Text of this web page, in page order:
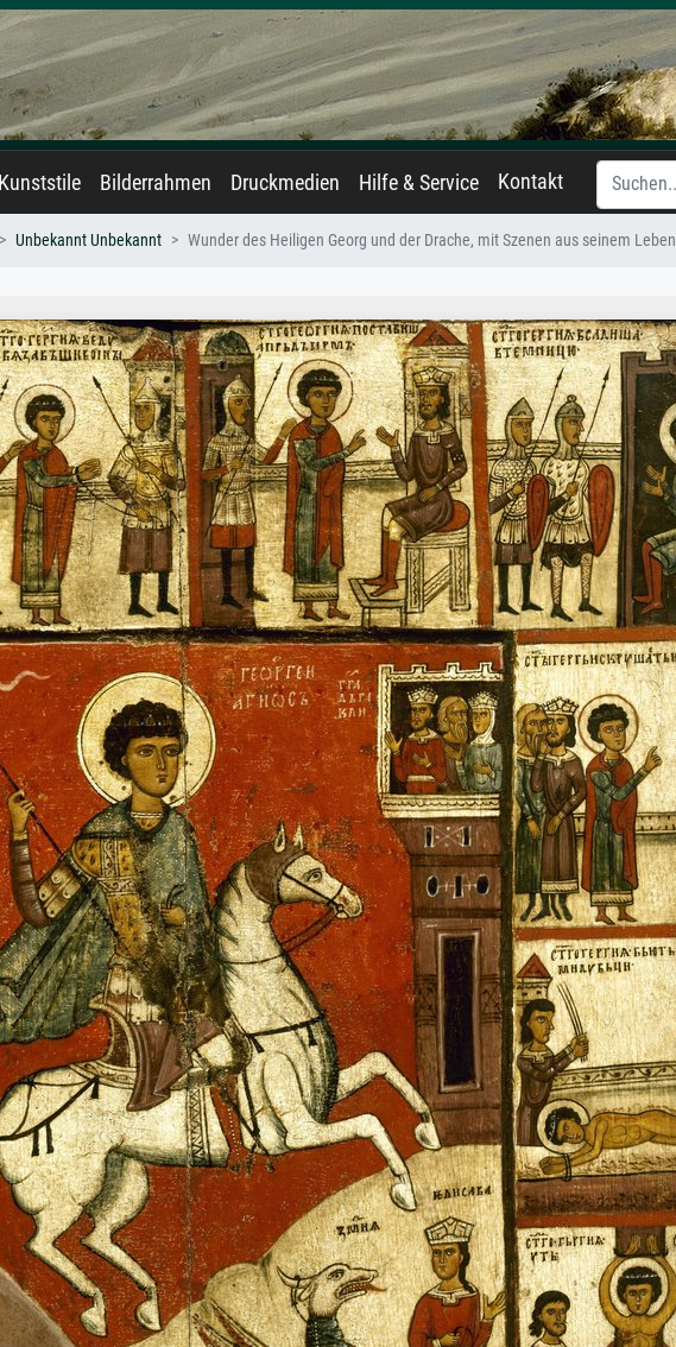
Kunststile Bilderrahmen Druckmedien Hilfe & Service Kontakt
Unbekannt Unbekannt Wunder des Heiligen Georg und der Drache, mit Szenen aus seinem